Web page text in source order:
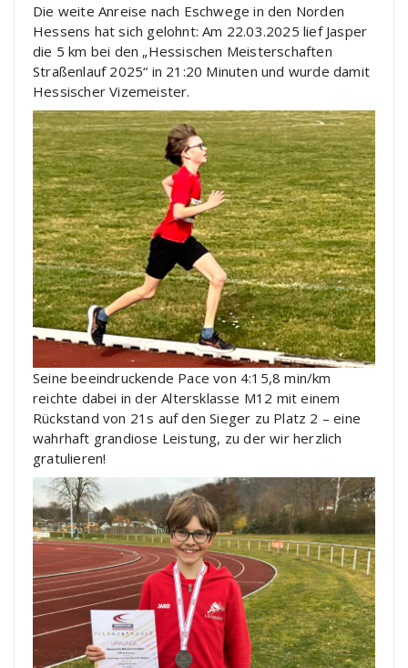
Die weite Anreise nach Eschwege in den Norden
Hessens hat sich gelohnt: Am 22.03.2025 lief Jasper
die 5 km bei den „Hessischen Meisterschaften
Straßenlauf 2025“ in 21:20 Minuten und wurde damit
Hessischer Vizemeister.
Seine beeindruckende Pace von 4:15,8 min/km
reichte dabei in der Altersklasse M12 mit einem
Rückstand von 21s auf den Sieger zu Platz 2 – eine
wahrhaft grandiose Leistung, zu der wir herzlich
gratulieren!